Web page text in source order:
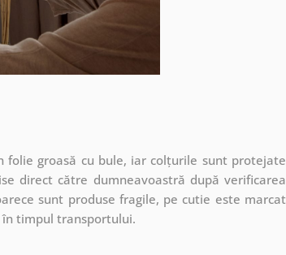
groasă cu bule, iar colțurile sunt protejate
direct către dumneavoastră după verificarea
sunt produse fragile, pe cutie este marcat
în timpul transportului.